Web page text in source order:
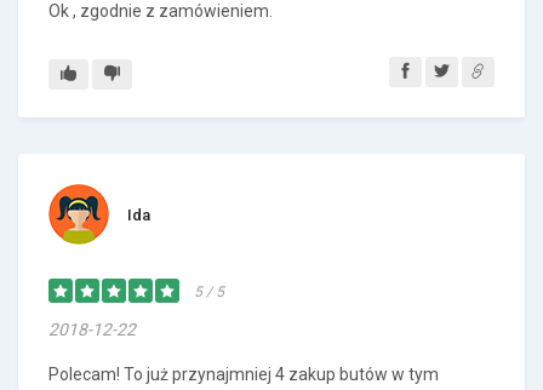
Ok , zgodnie z zamówieniem.
Ida
5 / 5
2018-12-22
Polecam! To już przynajmniej 4 zakup butów w tym